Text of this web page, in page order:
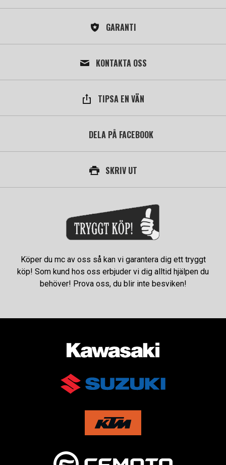
GARANTI
KONTAKTA OSS
TIPSA EN VÄN
DELA PÅ FACEBOOK
SKRIV UT
Köper du mc av oss så kan vi garantera dig ett tryggt
köp! Som kund hos oss erbjuder vi dig alltid hjälpen du
behöver! Prova oss, du blir inte besviken!
AUKTORISERAD ÅTERFÖRSÄLJARE AV